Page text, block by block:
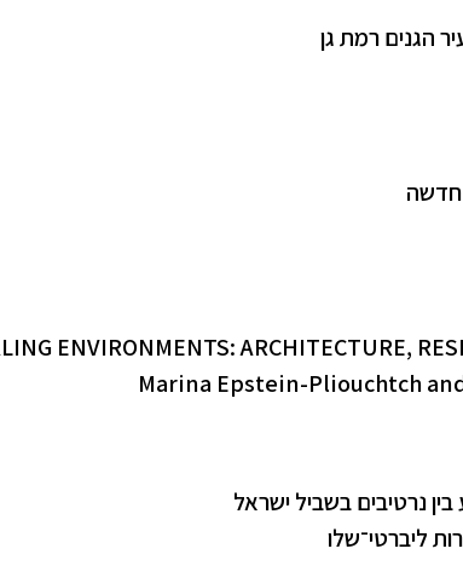
הגנים רמת גן
חדשה
ENVIRONMENTS: ARCHITECTURE,
נרטיבים בשביל ישראל
ליברטי־שלו